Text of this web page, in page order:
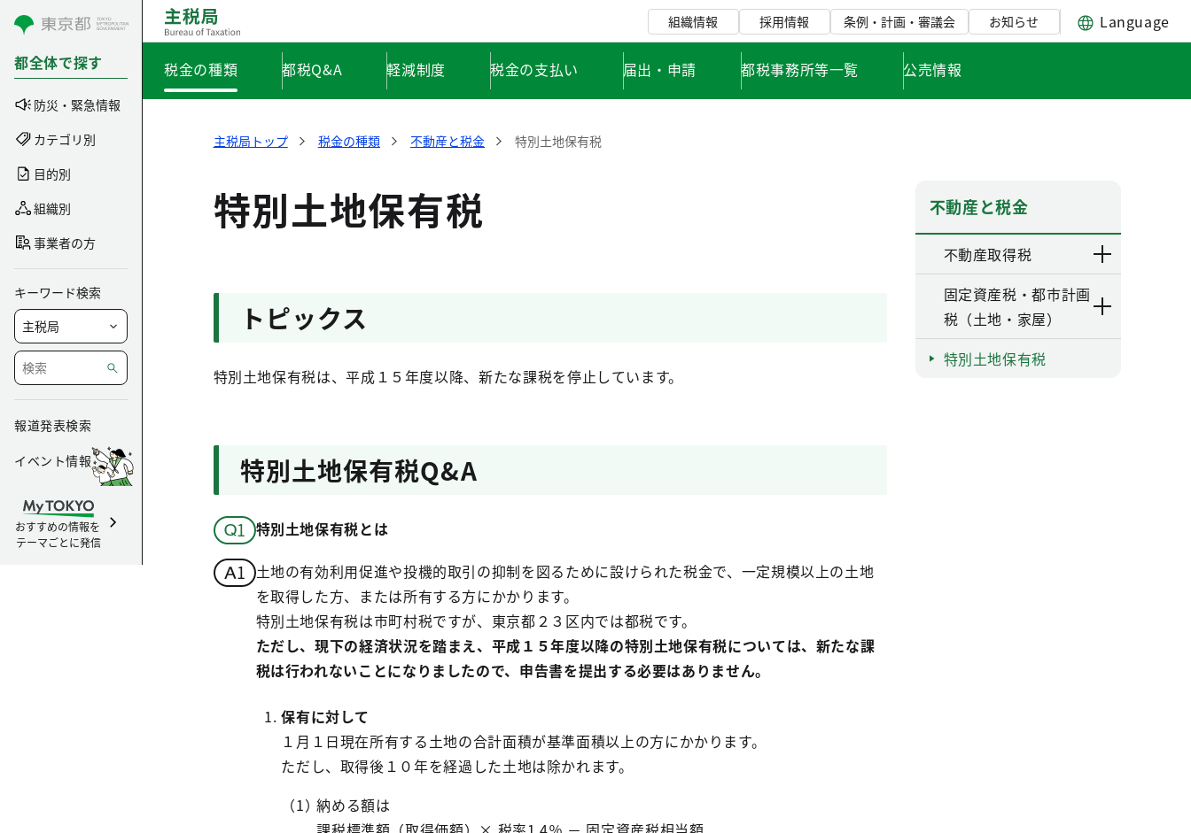
コンテンツにスキップ
都全体で探す
防災・緊急情報
カテゴリ別
目的別
組織別
事業者の方
キーワード検索
報道発表検索
イベント情報
おすすめの情報を
テーマごとに発信
組織情報 採用情報 条例・計画・審議会 お知らせ Language
税金の種類 都税Q&A 軽減制度 税金の支払い 届出・申請 都税事務所等一覧 公売情報
主税局トップ 税金の種類 不動産と税金 特別土地保有税
特別土地保有税
トピックス
特別土地保有税は、平成１５年度以降、新たな課税を停止しています。
特別土地保有税Q&A
特別土地保有税とは
土地の有効利用促進や投機的取引の抑制を図るために設けられた税金で、一定規模以上の土地
を取得した方、または所有する方にかかります。
特別土地保有税は市町村税ですが、東京都２３区内では都税です。
ただし、現下の経済状況を踏まえ、平成１５年度以降の特別土地保有税については、新たな課
税は行われないことになりましたので、申告書を提出する必要はありません。
保有に対して
１月１日現在所有する土地の合計面積が基準面積以上の方にかかります。
ただし、取得後１０年を経過した土地は除かれます。
納める額は
不動産と税金
不動産取得税
固定資産税・都市計画
税（土地・家屋）
特別土地保有税